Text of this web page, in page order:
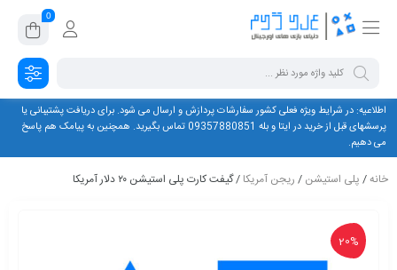
0
اطلاعیه: در شرایط ویژه فعلی کشور سفارشات پردازش و ارسال می شود. برای دریافت پشتیبانی یا
پرسشهای قبل از خرید در ایتا و بله 09357880851 تماس بگیرید. همچنین به پیامک هم پاسخ
می دهیم.
خانه/ پلی استیشن / ریجن آمریکا / گیفت کارت پلی استیشن ۲۰ دلار آمریکا
20%